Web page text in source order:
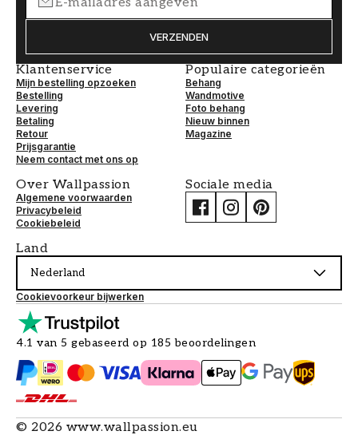
VERZENDEN
Klantenservice
Mijn bestelling opzoeken
Bestelling
Levering
Betaling
Retour
Prijsgarantie
Neem contact met ons op
Populaire categorieën
Behang
Wandmotive
Foto behang
Nieuw binnen
Magazine
Over Wallpassion
Algemene voorwaarden
Privacybeleid
Cookiebeleid
Sociale media
Land
Nederland
Cookievoorkeur bijwerken
4.1 van 5 gebaseerd op 185 beoordelingen
© 2026 www.wallpassion.eu